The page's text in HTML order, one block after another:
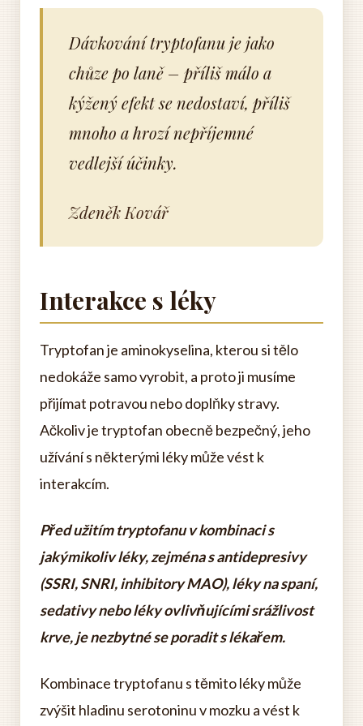
Dávkování tryptofanu je jako
chůze po laně – příliš málo a
kýžený efekt se nedostaví, příliš
mnoho a hrozí nepříjemné
vedlejší účinky.
Zdeněk Kovář
Interakce s léky
Tryptofan je aminokyselina, kterou si tělo
nedokáže samo vyrobit, a proto ji musíme
přijímat potravou nebo doplňky stravy.
Ačkoliv je tryptofan obecně bezpečný, jeho
užívání s některými léky může vést k
interakcím.
Před užitím tryptofanu v kombinaci s
jakýmikoliv léky, zejména s antidepresivy
(SSRI, SNRI, inhibitory MAO), léky na spaní,
sedativy nebo léky ovlivňujícími srážlivost
krve, je nezbytné se poradit s lékařem.
Kombinace tryptofanu s těmito léky může
zvýšit hladinu serotoninu v mozku a vést k